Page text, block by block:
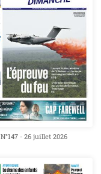
N°147 - 26 juillet 2026